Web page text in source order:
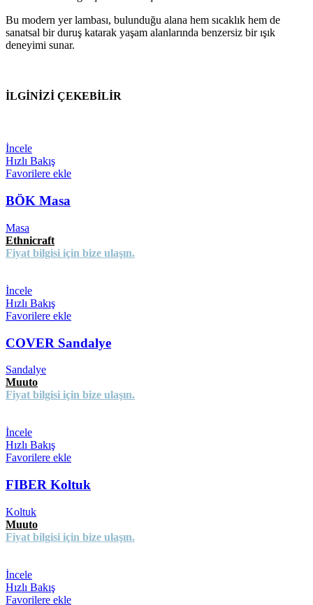
Bu modern yer lambası, bulunduğu alana hem sıcaklık hem de
sanatsal bir duruş katarak yaşam alanlarında benzersiz bir ışık
deneyimi sunar.
İLGİNİZİ ÇEKEBİLİR
İncele
Hızlı Bakış
Favorilere ekle
BÖK Masa
Masa
Ethnicraft
Fiyat bilgisi için bize ulaşın.
İncele
Hızlı Bakış
Favorilere ekle
COVER Sandalye
Sandalye
Muuto
Fiyat bilgisi için bize ulaşın.
İncele
Hızlı Bakış
Favorilere ekle
FIBER Koltuk
Koltuk
Muuto
Fiyat bilgisi için bize ulaşın.
İncele
Hızlı Bakış
Favorilere ekle